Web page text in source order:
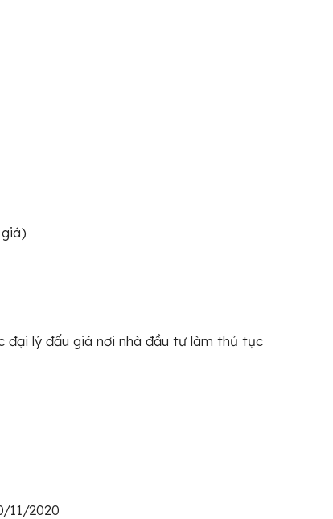
đại lý đấu giá nơi nhà đầu tư làm thủ tục
11/2020